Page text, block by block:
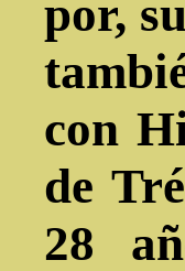
por,
con
de
28